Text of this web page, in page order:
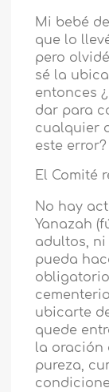
Mi bebé
que lo
pero
sé la
entonces
dar para
cualquier
este error?
El Comité
No hay
Yanazah
adultos,
pueda
ubicarte
quede
la oración
pureza,